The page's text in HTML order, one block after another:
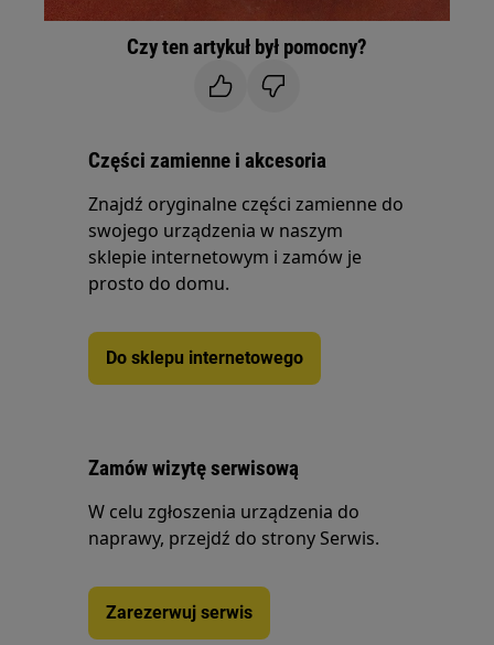
Czy ten artykuł był pomocny?
Części zamienne i akcesoria
Znajdź oryginalne części zamienne do
swojego urządzenia w naszym
sklepie internetowym i zamów je
prosto do domu.
Do sklepu internetowego
Zamów wizytę serwisową
W celu zgłoszenia urządzenia do
naprawy, przejdź do strony Serwis.
Zarezerwuj serwis